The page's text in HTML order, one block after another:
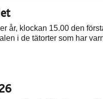
år, klockan 15.00 den
i de tätorter som har